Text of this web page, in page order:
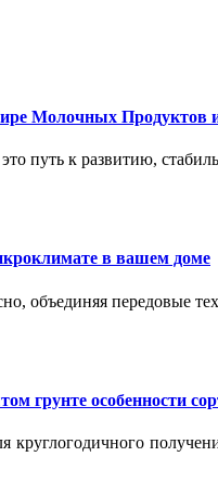
Молочных Продуктов
путь к развитию,
в вашем доме
объединяя передовые
грунте особенности